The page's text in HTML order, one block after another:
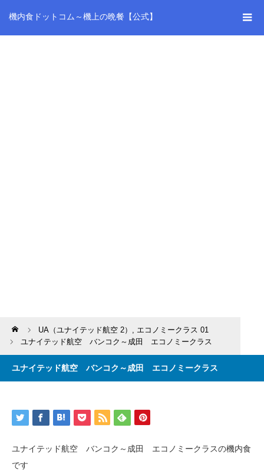
機内食ドットコム～機上の晩餐【公式】
Home UA（ユナイテッド航空 2） , エコノミークラス 01
ユナイテッド航空 バンコク～成田 エコノミークラス
ユナイテッド航空 バンコク～成田 エコノミークラス
ユナイテッド航空 バンコク～成田 エコノミークラスの機内食
です